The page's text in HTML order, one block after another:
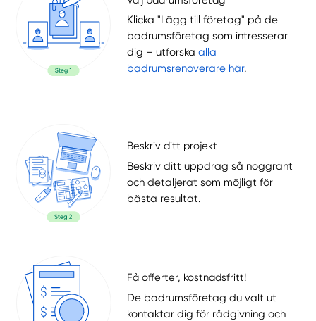
Klicka "Lägg till företag" på de
badrumsföretag som intresserar
dig – utforskaalla
badrumsrenoverare här.
Beskriv ditt projekt
Beskriv ditt uppdrag så noggrant
och detaljerat som möjligt för
bästa resultat.
Få offerter, kostnadsfritt!
De badrumsföretag du valt ut
kontaktar dig för rådgivning och